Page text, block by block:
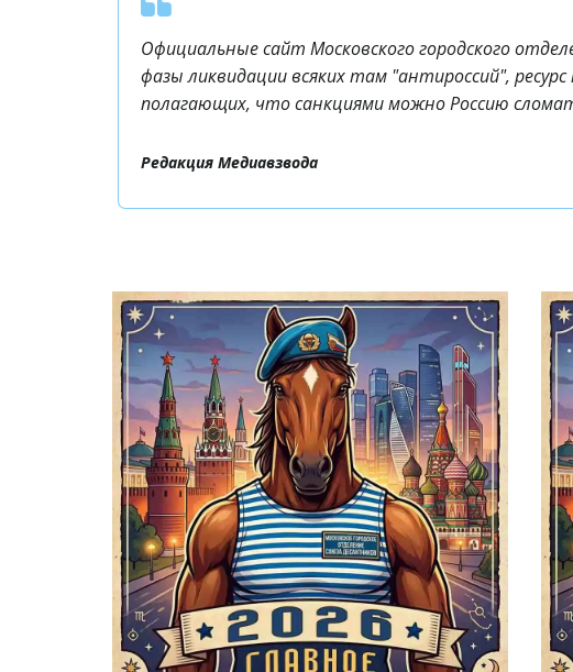
Официальные сайт Московского городского
фазы ликвидации всяких там "антироссий",
полагающих, что санкциями можно Россию
Редакция Медиавзвода